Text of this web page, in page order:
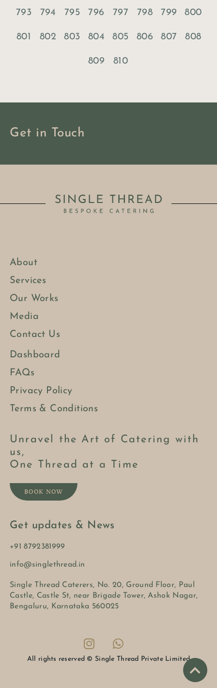
793 794 795 796 797 798 799 800
801 802 803 804 805 806 807 808
809 810
Get in Touch
About
Services
Our Works
Media
Contact Us
Dashboard
FAQs
Privacy Policy
Terms & Conditions
Unravel the Art of Catering with
us,
One Thread at a Time
BOOK NOW
Get updates & News
+91 8792381999
info@singlethread.in
Single Thread Caterers, No. 20, Ground Floor, Paul
Castle, Castle St, near Brigade Tower, Ashok Nagar,
Bengaluru, Karnataka 560025
All rights reserved © Single Thread Private Limited